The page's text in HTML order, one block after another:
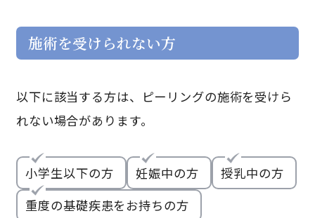
施術を受けられない方
以下に該当する方は、ピーリングの施術を受けら
れない場合があります。
小学生以下の方 妊娠中の方
授乳中の方
重度の基礎疾患をお持ちの方